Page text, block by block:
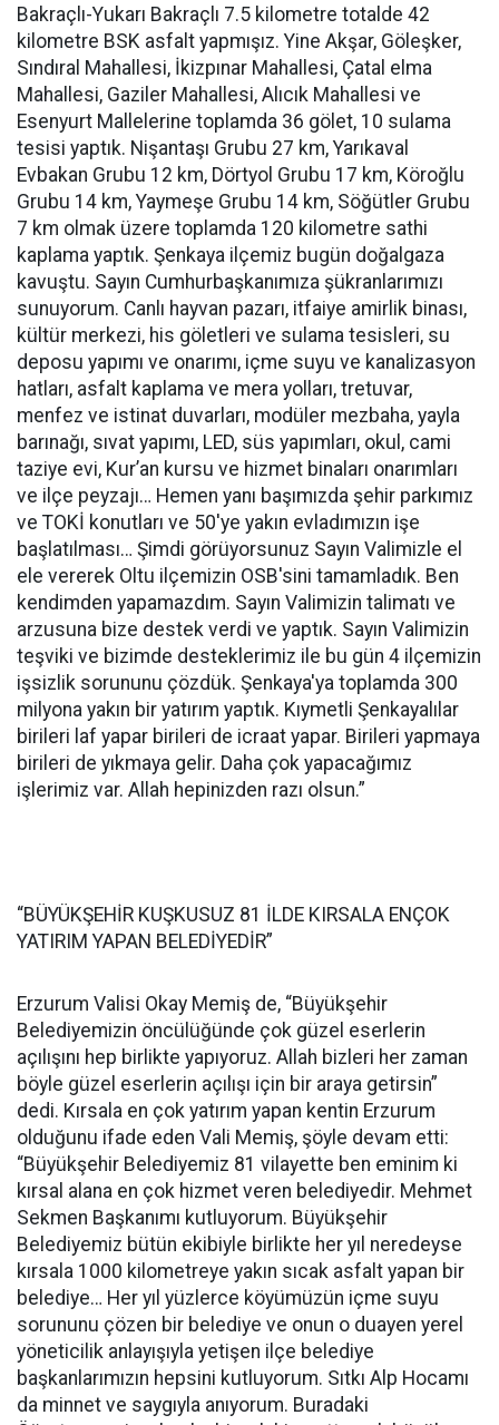
Bakraçlı-Yukarı Bakraçlı 7.5 kilometre totalde 42
kilometre BSK asfalt yapmışız. Yine Akşar, Göleşker,
Sındıral Mahallesi, İkizpınar Mahallesi, Çatal elma
Mahallesi, Gaziler Mahallesi, Alıcık Mahallesi ve
Esenyurt Mallelerine toplamda 36 gölet, 10 sulama
tesisi yaptık. Nişantaşı Grubu 27 km, Yarıkaval
Evbakan Grubu 12 km, Dörtyol Grubu 17 km, Köroğlu
Grubu 14 km, Yaymeşe Grubu 14 km, Söğütler Grubu
7 km olmak üzere toplamda 120 kilometre sathi
kaplama yaptık. Şenkaya ilçemiz bugün doğalgaza
kavuştu. Sayın Cumhurbaşkanımıza şükranlarımızı
sunuyorum. Canlı hayvan pazarı, itfaiye amirlik binası,
kültür merkezi, his göletleri ve sulama tesisleri, su
deposu yapımı ve onarımı, içme suyu ve kanalizasyon
hatları, asfalt kaplama ve mera yolları, tretuvar,
menfez ve istinat duvarları, modüler mezbaha, yayla
barınağı, sıvat yapımı, LED, süs yapımları, okul, cami
taziye evi, Kur’an kursu ve hizmet binaları onarımları
ve ilçe peyzajı… Hemen yanı başımızda şehir parkımız
ve TOKİ konutları ve 50'ye yakın evladımızın işe
başlatılması… Şimdi görüyorsunuz Sayın Valimizle el
ele vererek Oltu ilçemizin OSB'sini tamamladık. Ben
kendimden yapamazdım. Sayın Valimizin talimatı ve
arzusuna bize destek verdi ve yaptık. Sayın Valimizin
teşviki ve bizimde desteklerimiz ile bu gün 4 ilçemizin
işsizlik sorununu çözdük. Şenkaya'ya toplamda 300
milyona yakın bir yatırım yaptık. Kıymetli Şenkayalılar
birileri laf yapar birileri de icraat yapar. Birileri yapmaya
birileri de yıkmaya gelir. Daha çok yapacağımız
işlerimiz var. Allah hepinizden razı olsun.”
“BÜYÜKŞEHİR KUŞKUSUZ 81 İLDE KIRSALA ENÇOK
YATIRIM YAPAN BELEDİYEDİR”
Erzurum Valisi Okay Memiş de, “Büyükşehir
Belediyemizin öncülüğünde çok güzel eserlerin
açılışını hep birlikte yapıyoruz. Allah bizleri her zaman
böyle güzel eserlerin açılışı için bir araya getirsin”
dedi. Kırsala en çok yatırım yapan kentin Erzurum
olduğunu ifade eden Vali Memiş, şöyle devam etti:
“Büyükşehir Belediyemiz 81 vilayette ben eminim ki
kırsal alana en çok hizmet veren belediyedir. Mehmet
Sekmen Başkanımı kutluyorum. Büyükşehir
Belediyemiz bütün ekibiyle birlikte her yıl neredeyse
kırsala 1000 kilometreye yakın sıcak asfalt yapan bir
belediye… Her yıl yüzlerce köyümüzün içme suyu
sorununu çözen bir belediye ve onun o duayen yerel
yöneticilik anlayışıyla yetişen ilçe belediye
başkanlarımızın hepsini kutluyorum. Sıtkı Alp Hocamı
da minnet ve saygıyla anıyorum. Buradaki